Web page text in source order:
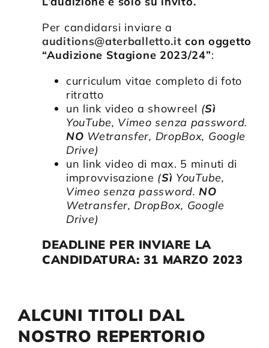
Per candidarsi inviare a
auditions@aterballetto.it con oggetto
“Audizione Stagione 2023/24”:
curriculum vitae completo di foto
ritratto
un link video a showreel (Sì
YouTube, Vimeo senza password.
NO Wetransfer, DropBox, Google
Drive)
un link video di max. 5 minuti di
improvvisazione (Sì YouTube,
Vimeo senza password.NO
Wetransfer, DropBox, Google
Drive)
DEADLINE PER INVIARE LA
CANDIDATURA: 31 MARZO 2023
ALCUNI TITOLI DAL
NOSTRO REPERTORIO